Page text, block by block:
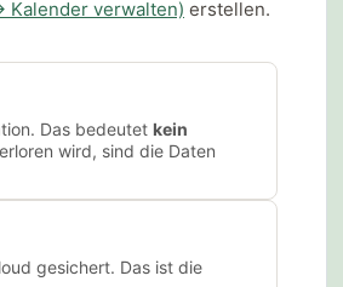
Kalender verwalten) erstellen.
Das bedeutet kein
wird, sind die Daten
gesichert. Das ist die